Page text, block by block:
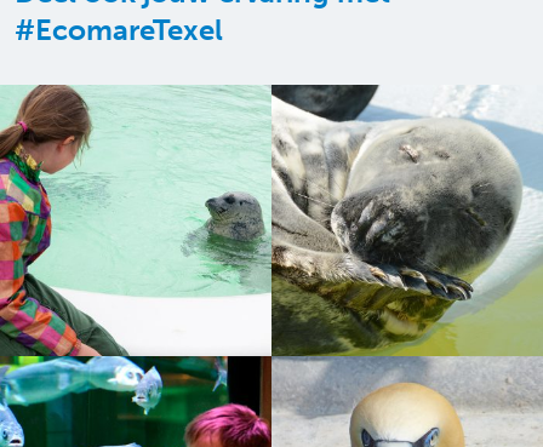
#EcomareTexel